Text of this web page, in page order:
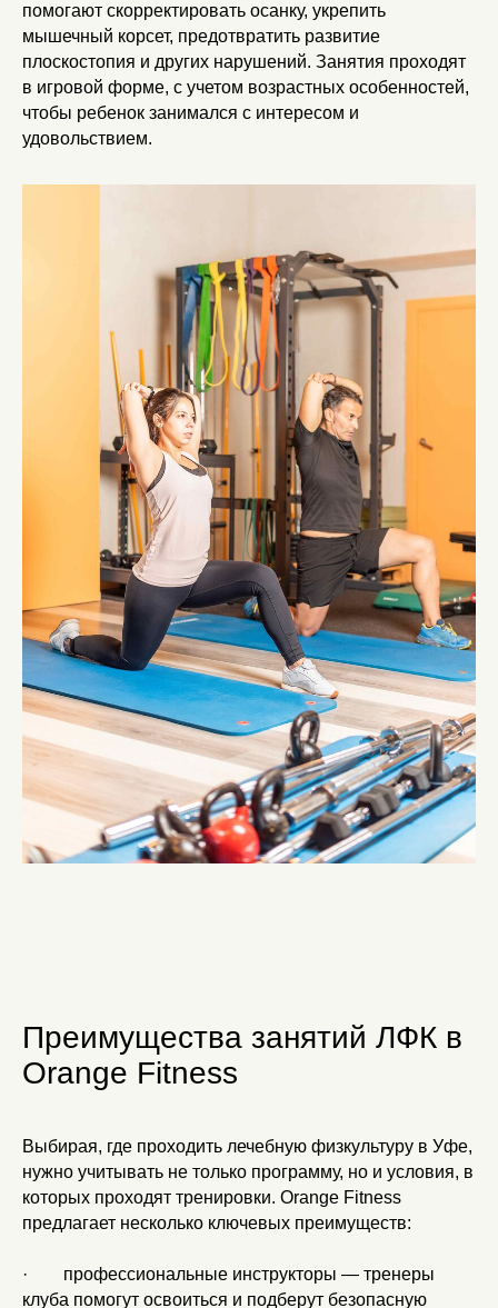
помогают скорректировать осанку, укрепить
мышечный корсет, предотвратить развитие
плоскостопия и других нарушений. Занятия проходят
в игровой форме, с учетом возрастных особенностей,
чтобы ребенок занимался с интересом и
удовольствием.
Преимущества занятий ЛФК в
Orange Fitness
Выбирая, где проходить лечебную физкультуру в Уфе,
нужно учитывать не только программу, но и условия, в
которых проходят тренировки. Orange Fitness
предлагает несколько ключевых преимуществ:
· профессиональные инструкторы — тренеры
клуба помогут освоиться и подберут безопасную
Тренажеры премиум-класса
Современное
оборудование